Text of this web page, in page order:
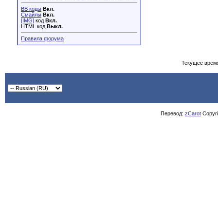
BB коды Вкл.
Смайлы Вкл.
[IMG] код Вкл.
HTML код Выкл.
Правила форума
Текущее
Перевод: zCarot